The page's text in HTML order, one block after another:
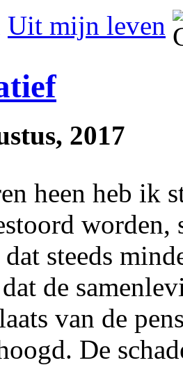
Uit mijn leven
2017
heen heb ik
worden,
steeds
de
van de
De